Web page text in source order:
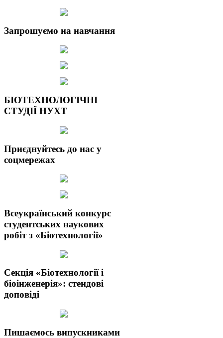
Запрошуємо на навчання
БІОТЕХНОЛОГІЧНІ
СТУДІЇ НУХТ
Приєднуйтесь до нас у
соцмережах
Всеукраїнський конкурс
студентських наукових
робіт з «Біотехнології»
Секція «Біотехнології і
біоінженерія»: стендові
доповіді
Пишаємось випускниками